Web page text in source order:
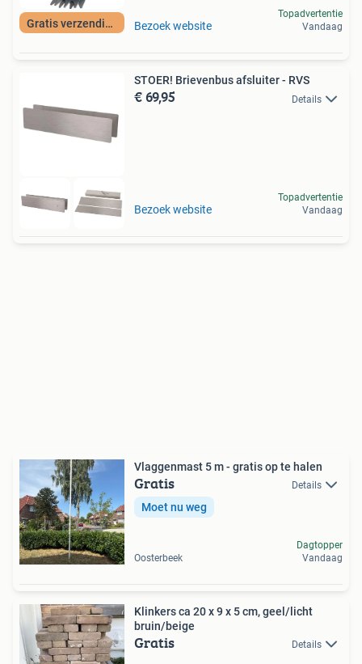
Gratis verzending Bezoek website
Topadvertentie
Vandaag
STOER! Brievenbus afsluiter - RVS
€ 69,95 Details
Bezoek website
Topadvertentie
Vandaag
Vlaggenmast 5 m - gratis op te halen
Gratis Details
Moet nu weg
Oosterbeek
Dagtopper
Vandaag
Klinkers ca 20 x 9 x 5 cm, geel/licht
bruin/beige
Gratis Details